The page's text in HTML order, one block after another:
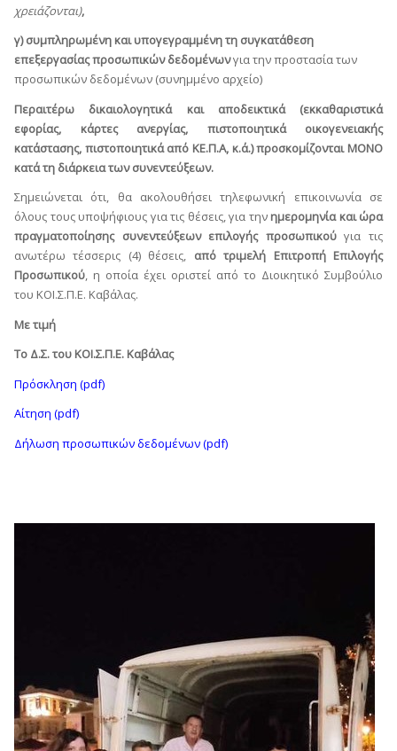
χρειάζονται),
γ) συμπληρωμένη και υπογεγραμμένη τη συγκατάθεση
επεξεργασίας προσωπικών δεδομένωνγια την προστασία των
προσωπικών δεδομένων (συνημμένο αρχείο)
Περαιτέρω δικαιολογητικά και αποδεικτικά (εκκαθαριστικά
εφορίας, κάρτες ανεργίας,
πιστοποιητικά οικογενειακής
κατάστασης, πιστοποιητικά από ΚΕ.Π.Α, κ.ά.) προσκομίζονται ΜΟΝΟ
κατά τη διάρκεια των συνεντεύξεων.
Σημειώνεται ότι, θα ακολουθήσει τηλεφωνική επικοινωνία σε
όλους τους υποψήφιους για τις θέσεις, για την ημερομηνία και ώρα
πραγματοποίησης συνεντεύξεων επιλογής προσωπικούγια τις
ανωτέρω τέσσερις (4) θέσεις, από τριμελή Επιτροπή Επιλογής
Προσωπικού, η οποία έχει οριστεί από το Διοικητικό Συμβούλιο
του ΚΟΙ.Σ.Π.Ε. Καβάλας.
Με τιμή
Το Δ.Σ. του ΚΟΙ.Σ.Π.Ε. Καβάλας
Πρόσκληση (pdf)
Αίτηση (pdf)
Δήλωση προσωπικών δεδομένων (pdf)